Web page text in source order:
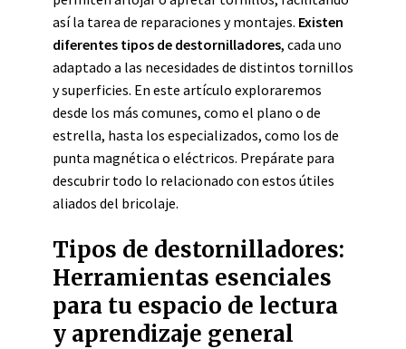
así la tarea de reparaciones y montajes. Existen
diferentes tipos de destornilladores, cada uno
adaptado a las necesidades de distintos tornillos
y superficies. En este artículo exploraremos
desde los más comunes, como el plano o de
estrella, hasta los especializados, como los de
punta magnética o eléctricos. Prepárate para
descubrir todo lo relacionado con estos útiles
aliados del bricolaje.
Tipos de destornilladores:
Herramientas esenciales
para tu espacio de lectura
y aprendizaje general